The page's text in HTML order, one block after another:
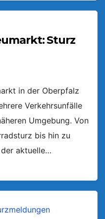
Sturz
in der Oberpfalz
Verkehrsunfälle
Umgebung. Von
bis hin zu
aktuelle…